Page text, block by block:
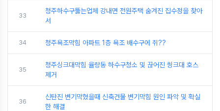
33
청주하수구뚫는업체 강내면 전원주택 숨겨진 집수정을 찾아
서
34 청주욕조막힘 아파트 1층 욕조 배수구에 쥐??
35
청주싱크대막힘 율량동 하수구청소 및 끊어진 씽크대 호스
제거
36
신탄진 변기막혔을때 신축건물 변기막힘 원인 파악 및 확실
한 해결